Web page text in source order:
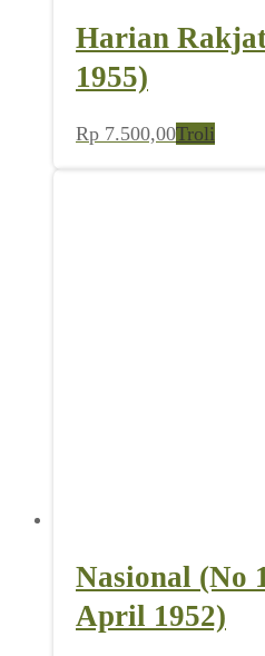
Harian
1955)
Rp 7.500,00Troli
Nasional (No
April 1952)